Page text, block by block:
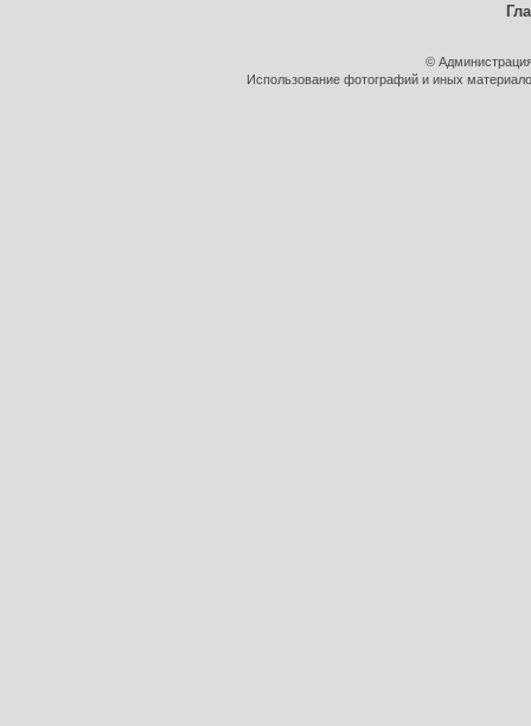
©
Использование фотографий и иных